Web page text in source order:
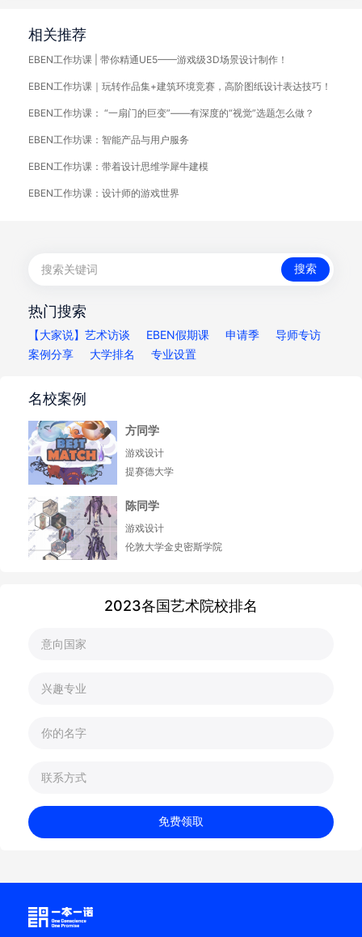
相关推荐
EBEN工作坊课 | 带你精通UE5——游戏级3D场景设计制作！
EBEN工作坊课｜玩转作品集+建筑环境竞赛，高阶图纸设计表达技巧！
EBEN工作坊课： “一扇门的巨变”——有深度的“视觉”选题怎么做？
EBEN工作坊课：智能产品与用户服务
EBEN工作坊课：带着设计思维学犀牛建模
EBEN工作坊课：设计师的游戏世界
热门搜索
【大家说】艺术访谈 EBEN假期课 申请季
导师专访
案例分享
大学排名 专业设置
名校案例
方同学
游戏设计
提赛德大学
陈同学
游戏设计
伦敦大学金史密斯学院
2023各国艺术院校排名